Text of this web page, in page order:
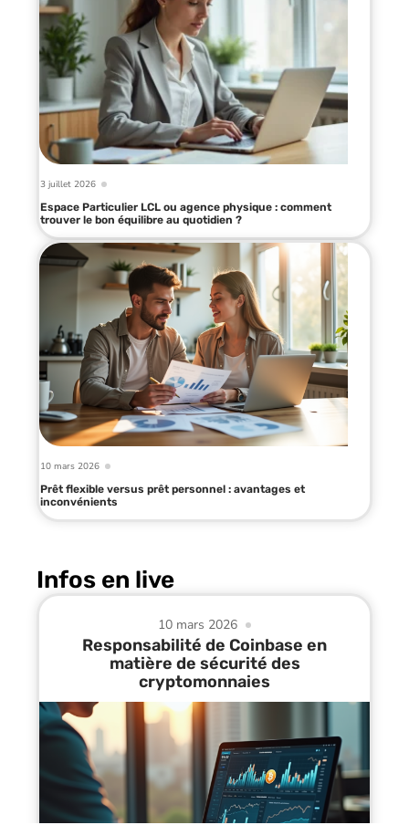
3 juillet 2026
Espace Particulier LCL ou agence physique : comment
trouver le bon équilibre au quotidien ?
10 mars 2026
Prêt flexible versus prêt personnel : avantages et
inconvénients
Infos en live
10 mars 2026
Responsabilité de Coinbase en
matière de sécurité des
cryptomonnaies